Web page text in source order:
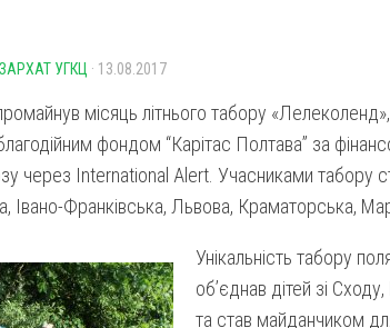
УГКЦ · 13.08.2017
місяць літнього табору «Лелеколенд»,
фондом “Карітас Полтава” за
через International Alert. Учасниками табору
Івано-Франківська, Львова, Краматорська,
Унікальність табору
об’єднав дітей зі
та став майданчиком